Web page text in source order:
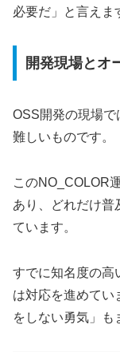
必要だ」と言えま
開発現場とオ
OSS開発の現場
難しいものです。
このNO_COLOR
あり、どれだけ普
ています。
すでに知名度の高
は対応を進めてい
をしない勇気」も